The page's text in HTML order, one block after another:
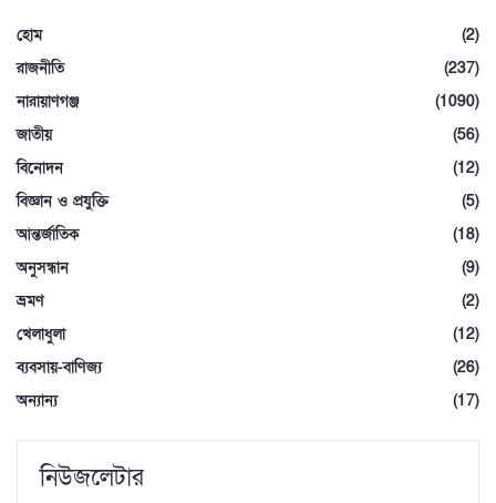
হোম
(2)
রাজনীতি
(237)
নারায়াণগঞ্জ
(1090)
জাতীয়
(56)
বিনোদন
(12)
বিজ্ঞান ও প্রযুক্তি
(5)
আন্তর্জাতিক
(18)
অনুসন্ধান
(9)
ভ্রমণ
(2)
খেলাধুলা
(12)
ব্যবসায়-বাণিজ্য
(26)
অন্যান্য
(17)
নিউজলেটার